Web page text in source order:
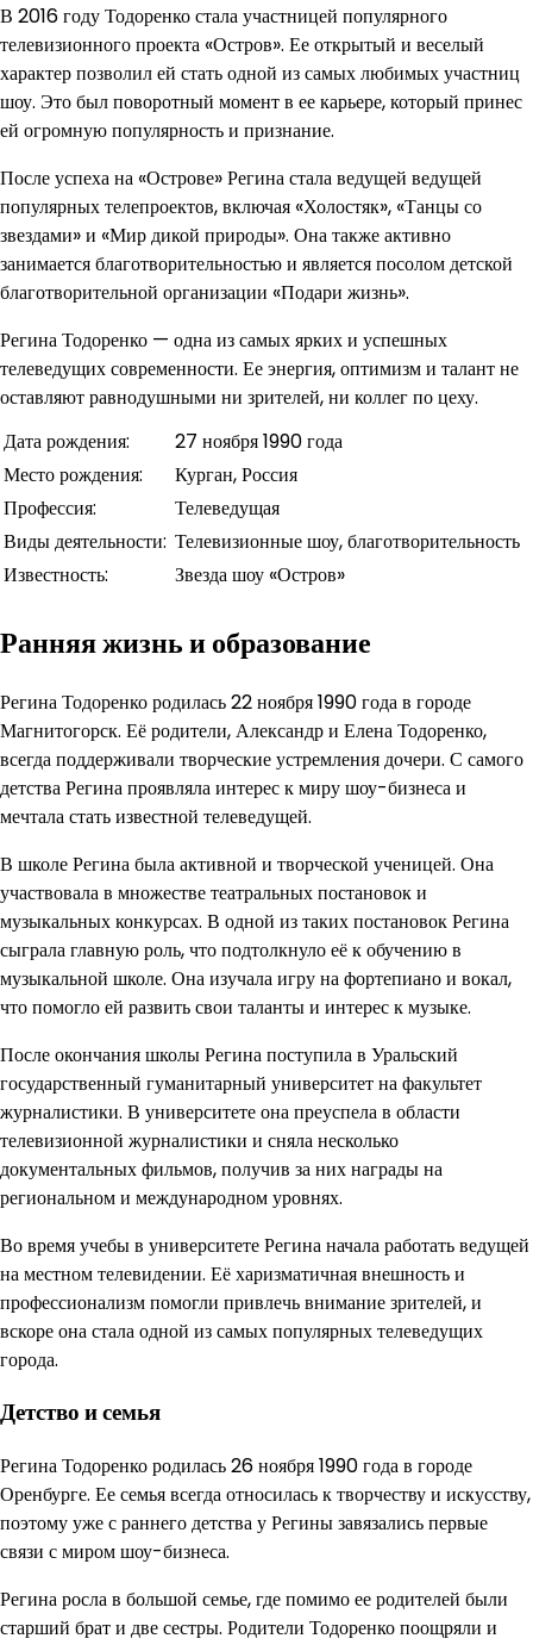
В 2016 году Тодоренко стала участницей популярного
телевизионного проекта «Остров». Ее открытый и веселый
характер позволил ей стать одной из самых любимых участниц
шоу. Это был поворотный момент в ее карьере, который принес
ей огромную популярность и признание.
После успеха на «Острове» Регина стала ведущей ведущей
популярных телепроектов, включая «Холостяк», «Танцы со
звездами» и «Мир дикой природы». Она также активно
занимается благотворительностью и является посолом детской
благотворительной организации «Подари жизнь».
Регина Тодоренко — одна из самых ярких и успешных
телеведущих современности. Ее энергия, оптимизм и талант не
оставляют равнодушными ни зрителей, ни коллег по цеху.
Дата рождения:
27 ноября 1990 года
Место рождения:
Курган, Россия
Профессия:
Телеведущая
Виды деятельности: Телевизионные шоу, благотворительность
Известность:
Звезда шоу «Остров»
Ранняя жизнь и образование
Регина Тодоренко родилась 22 ноября 1990 года в городе
Магнитогорск. Её родители, Александр и Елена Тодоренко,
всегда поддерживали творческие устремления дочери. С самого
детства Регина проявляла интерес к миру шоу-бизнеса и
мечтала стать известной телеведущей.
В школе Регина была активной и творческой ученицей. Она
участвовала в множестве театральных постановок и
музыкальных конкурсах. В одной из таких постановок Регина
сыграла главную роль, что подтолкнуло её к обучению в
музыкальной школе. Она изучала игру на фортепиано и вокал,
что помогло ей развить свои таланты и интерес к музыке.
После окончания школы Регина поступила в Уральский
государственный гуманитарный университет на факультет
журналистики. В университете она преуспела в области
телевизионной журналистики и сняла несколько
документальных фильмов, получив за них награды на
региональном и международном уровнях.
Во время учебы в университете Регина начала работать ведущей
на местном телевидении. Её харизматичная внешность и
профессионализм помогли привлечь внимание зрителей, и
вскоре она стала одной из самых популярных телеведущих
города.
Детство и семья
Регина Тодоренко родилась 26 ноября 1990 года в городе
Оренбурге. Ее семья всегда относилась к творчеству и искусству,
поэтому уже с раннего детства у Регины завязались первые
связи с миром шоу-бизнеса.
Регина росла в большой семье, где помимо ее родителей были
старший брат и две сестры. Родители Тодоренко поощряли и